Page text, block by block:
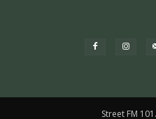
Street FM